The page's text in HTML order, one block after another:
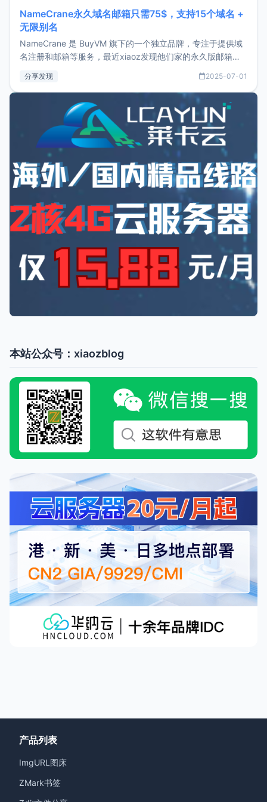
NameCrane永久域名邮箱只需75$，支持15个域名 +
无限别名
NameCrane 是 BuyVM 旗下的一个独立品牌，专注于提供域
名注册和邮箱等服务，最近xiaoz发现他们家的永久版邮箱服
又实惠的域名邮箱，不妨尝试一下 NameCrane。注册
NameCraneNameCrane不支持直接注册，必须要购买
分享发现 2025-07-01
本站公众号：xiaozblog
产品列表
ImgURL图床
ZMark书签